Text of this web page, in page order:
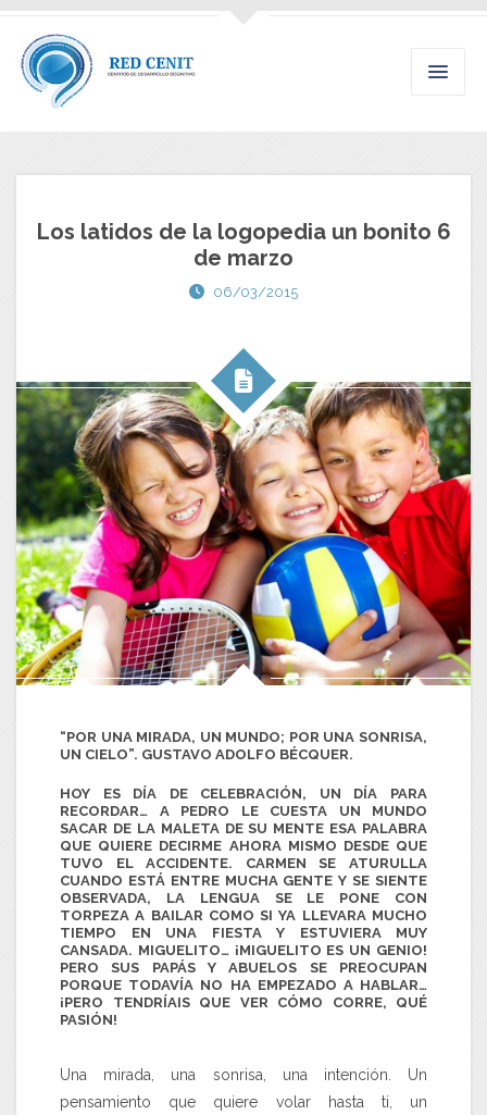
Los latidos de la logopedia un bonito 6
de marzo
06/03/2015
“POR UNA MIRADA, UN MUNDO; POR UNA SONRISA,
UN CIELO”. GUSTAVO ADOLFO BÉCQUER.
HOY ES DÍA DE CELEBRACIÓN, UN DÍA PARA
RECORDAR… A PEDRO LE CUESTA UN MUNDO
SACAR DE LA MALETA DE SU MENTE ESA PALABRA
QUE QUIERE DECIRME AHORA MISMO DESDE QUE
TUVO EL ACCIDENTE. CARMEN SE ATURULLA
CUANDO ESTÁ ENTRE MUCHA GENTE Y SE SIENTE
OBSERVADA, LA LENGUA SE LE PONE CON
TORPEZA A BAILAR COMO SI YA LLEVARA MUCHO
TIEMPO EN UNA FIESTA Y ESTUVIERA MUY
CANSADA. MIGUELITO… ¡MIGUELITO ES UN GENIO!
PERO SUS PAPÁS Y ABUELOS SE PREOCUPAN
PORQUE TODAVÍA NO HA EMPEZADO A HABLAR…
¡PERO TENDRÍAIS QUE VER CÓMO CORRE, QUÉ
PASIÓN!
Una mirada, una sonrisa, una intención. Un
pensamiento que quiere volar hasta ti, un